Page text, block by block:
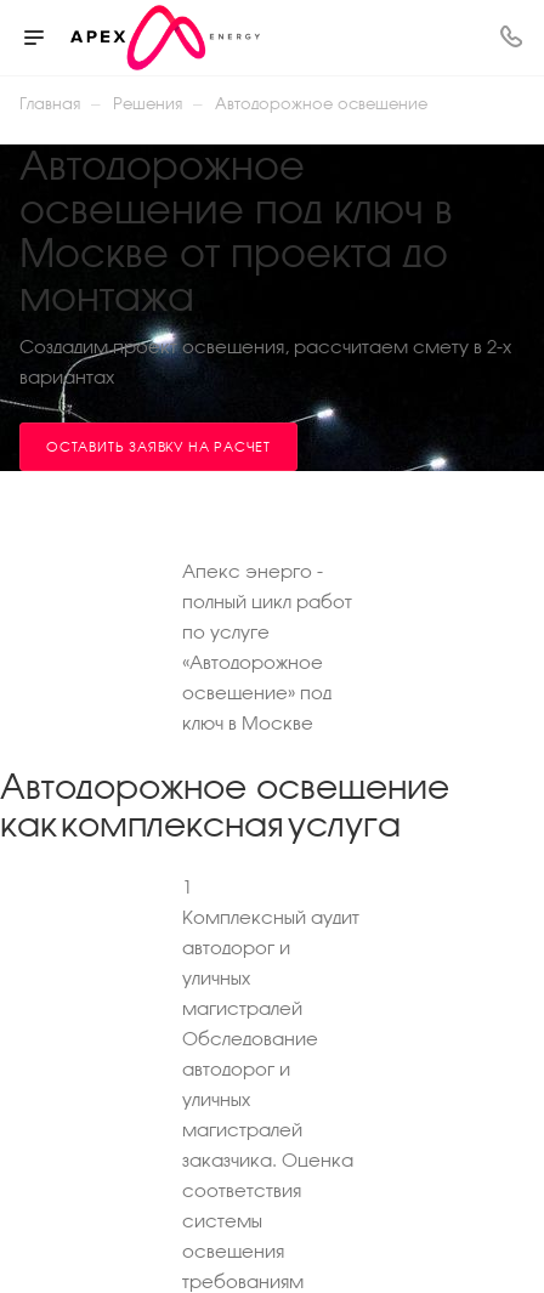
Главная — Решения — Автодорожное освещение
Автодорожное
освещение под ключ в
Москве от проекта до
монтажа
Создадим проект освещения, рассчитаем смету в 2-х
вариантах
ОСТАВИТЬ ЗАЯВКУ НА РАСЧЕТ
Апекс энерго -
полный цикл работ
по услуге
«Автодорожное
освещение» под
ключ в Москве
Автодорожное освещение
как комплексная услуга
1
Комплексный аудит
автодорог и
уличных
магистралей
Обследование
автодорог и
уличных
магистралей
заказчика. Оценка
соответствия
системы
освещения
требованиям